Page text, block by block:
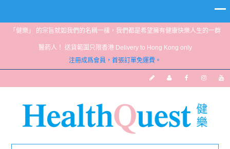
「健樂」 的宗旨就如我們的名稱一樣，我們都是希望擁有健康快樂人生的一群
醫葯人！ 送貨範圍只限香港 Delivery to Hong Kong only
注冊成爲會員，首張訂單免運費。